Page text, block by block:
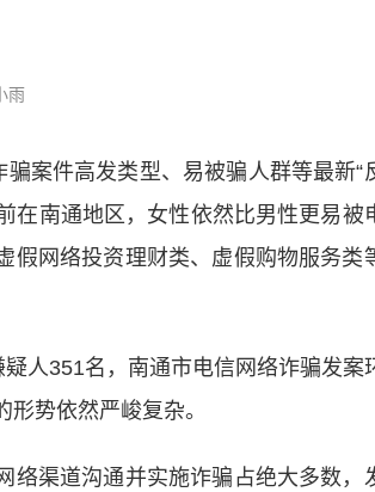
雨
件高发类型、易被骗人群等最新“
在南通地区，女性依然比男性更易被
假网络投资理财类、虚假购物服务类
351名，南通市电信网络诈骗发案
势依然严峻复杂。
渠道沟通并实施诈骗占绝大多数，